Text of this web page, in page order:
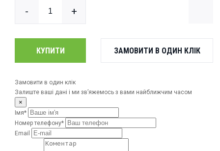
- +
КУПИТИ ЗАМОВИТИ В ОДИН КЛІК
Замовити в один клік
Залиште ваші дані і ми зв’яжемось з вами найближчим часом
×
Імя*
Номер телефону*
Email